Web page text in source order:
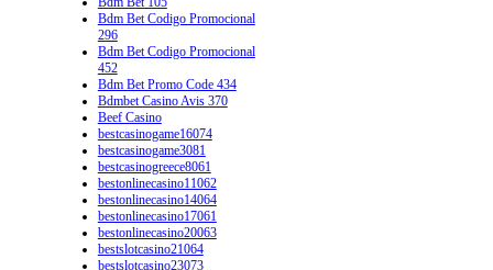
Bdm Bet Codigo Promocional
296
Bdm Bet Codigo Promocional
452
Bdm Bet Promo Code 434
Bdmbet Casino Avis 370
Beef Casino
bestcasinogame16074
bestcasinogame3081
bestcasinogreece8061
bestonlinecasino11062
bestonlinecasino14064
bestonlinecasino17061
bestonlinecasino20063
bestslotcasino21064
bestslotcasino23073